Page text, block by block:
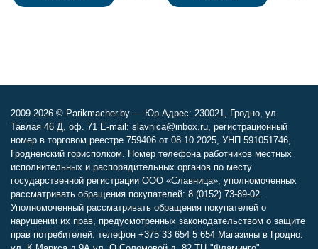
2009-2026 © Parikmacher.by — Юр.Адрес: 230021, Гродно, ул.
Тавлая 46 Д, оф. 71 E-mail: slavnica@inbox.ru, регистрационный
номер в торговом реестре 759406 от 08.10.2025, УНП 591051746,
Гродненский горисполком. Номер телефона работников местных
исполнительных и распорядительных органов по месту
государственной регистрации ООО «Славница», уполномоченных
рассматривать обращения покупателей: 8 (0152) 73-89-02.
Уполномоченный рассматривать обращения покупателей о
нарушении их прав, предусмотренных законодательством о защите
прав потребителей: телефон +375 33 654 5 654 Магазины в Гродно: